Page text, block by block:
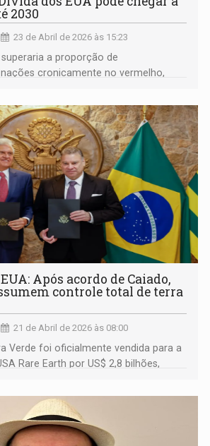
2030
23 de Abril de 2026 às 15:23
a proporção de
cronicamente no vermelho,
federais
EUA: Após acordo de Caiado,
controle total de terra
21 de Abril de 2026 às 08:00
Verde foi oficialmente vendida para a
Rare Earth por US$ 2,8 bilhões,
e carros elétricos diretamente
Estados Unidos